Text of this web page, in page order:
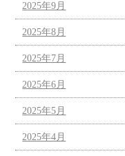
2025年9月
2025年8月
2025年7月
2025年6月
2025年5月
2025年4月